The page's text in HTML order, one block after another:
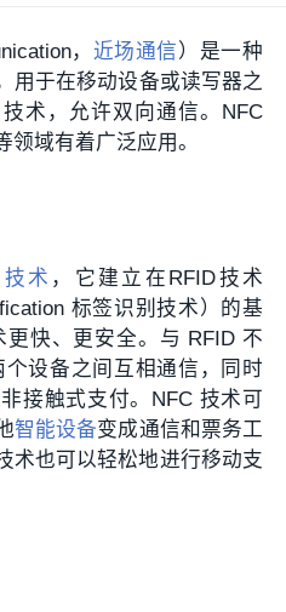
， 近场通信 ）是一种
用于在移动设备或读写器之
技术，允许双向通信。NFC
域有着广泛应用。
术 ，它建立在RFID技术
标签识别技术）的基
快、更安全。与 RFID 不
设备之间互相通信，同时
接触式支付。NFC 技术可
智能设备变成通信和票务工
术也可以轻松地进行移动支